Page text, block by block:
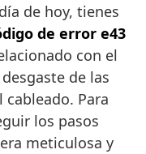
de hoy, tienes
de error e43
con el
de las
Para
los pasos
meticulosa y